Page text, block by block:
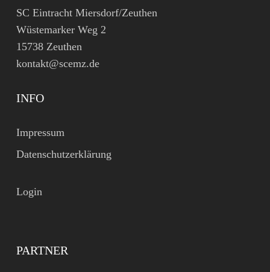
SC Eintracht Miersdorf/Zeuthen
Wüstemarker Weg 2
15738 Zeuthen
kontakt@scemz.de
INFO
Impressum
Datenschutzerklärung
Login
PARTNER